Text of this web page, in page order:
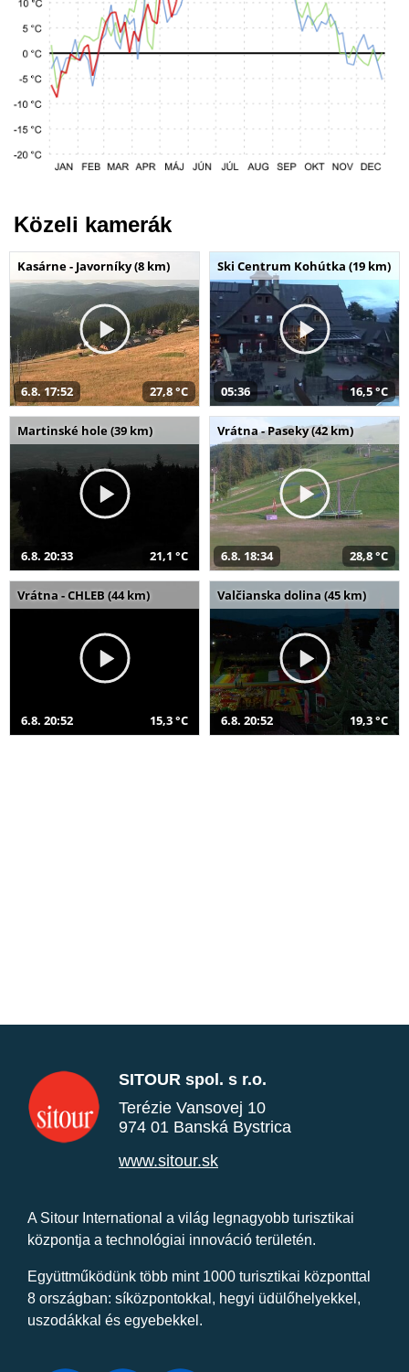
Közeli kamerák
Kasárne - Javorníky (8 km)
6.8. 17:52 27,8 °C
Ski Centrum Kohútka (19 km)
05:36 16,5 °C
Martinské hole (39 km)
6.8. 20:33 21,1 °C
Vrátna - Paseky (42 km)
6.8. 18:34 28,8 °C
Vrátna - CHLEB (44 km)
6.8. 20:52 15,3 °C
Valčianska dolina (45 km)
6.8. 20:52 19,3 °C
SITOUR spol. s r.o.
Terézie Vansovej 10
974 01 Banská Bystrica
www.sitour.sk
A Sitour International a világ legnagyobb turisztikai
központja a technológiai innováció területén.
Együttműködünk több mint 1000 turisztikai központtal
8 országban: síközpontokkal, hegyi üdülőhelyekkel,
uszodákkal és egyebekkel.